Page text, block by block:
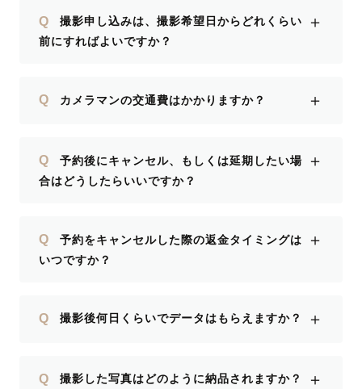
Q
撮影申し込みは、撮影希望日からどれくらい
前にすればよいですか？
＋
Q カメラマンの交通費はかかりますか？ ＋
Q
予約後にキャンセル、もしくは延期したい場
合はどうしたらいいですか？
＋
Q
予約をキャンセルした際の返金タイミングは
いつですか？
＋
Q 撮影後何日くらいでデータはもらえますか？ ＋
Q 撮影した写真はどのように納品されますか？ ＋